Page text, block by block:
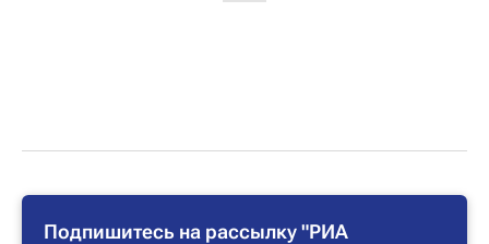
Подпишитесь на рассылку "РИА